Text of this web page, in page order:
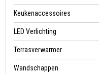
Keukenaccessoires
LED Verlichting
Terrasverwarmer
Wandschappen